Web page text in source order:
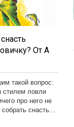
От А
такой вопрос:
стилем ловли
про него не
снасть...